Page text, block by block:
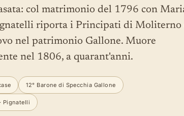
col matrimonio del 1796 con
riporta i Principati di Moliterno
nel patrimonio Gallone. Muore
nel 1806, a quarant'anni.
12° Barone di Specchia Gallone
Pignatelli